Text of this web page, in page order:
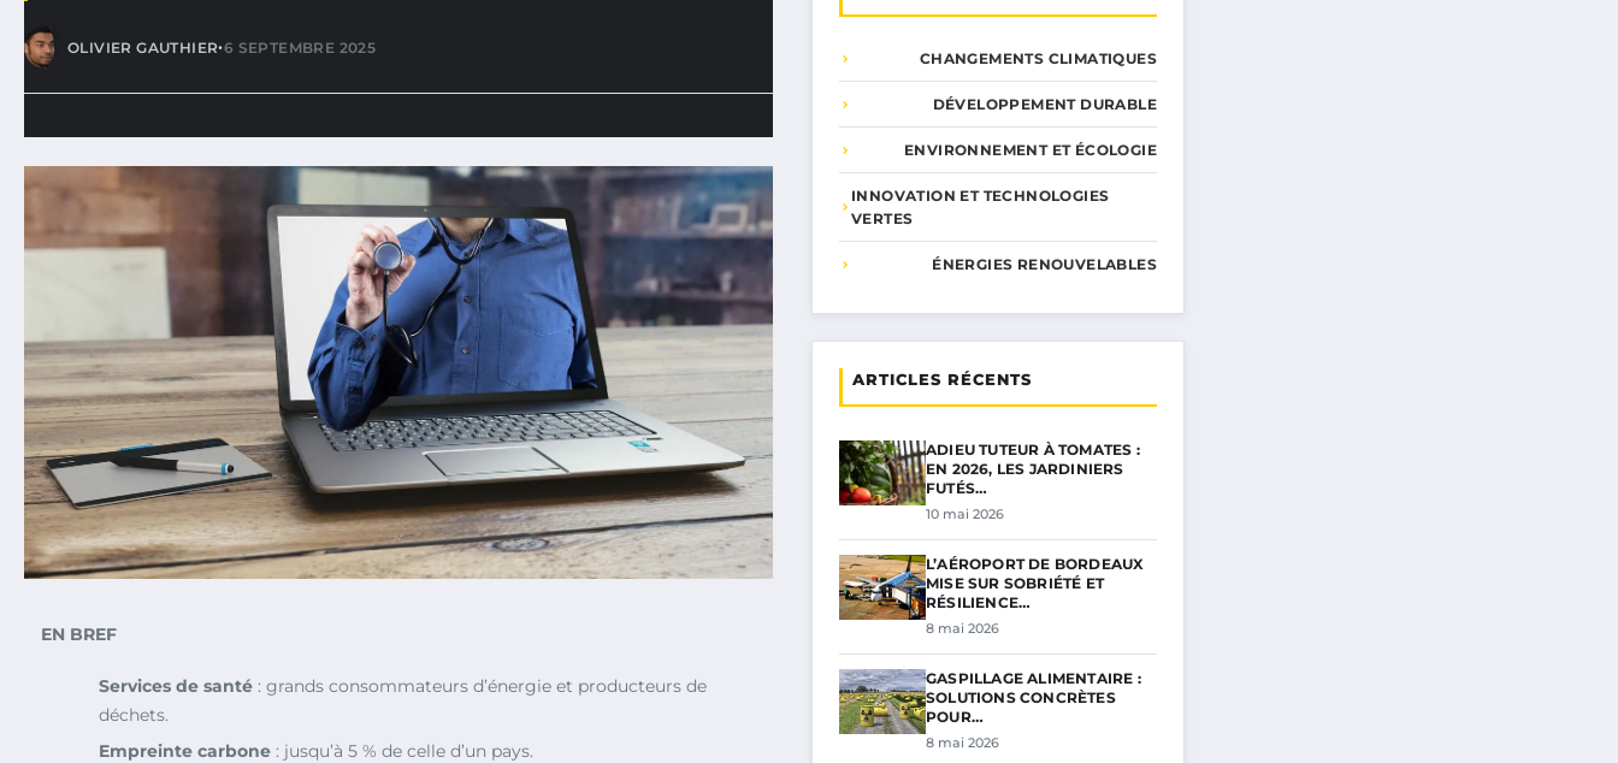
OLIVIER GAUTHIER•6 SEPTEMBRE 2025
EN BREF
Services de santé : grands consommateurs d’énergie et producteurs de
déchets.
Empreinte carbone : jusqu’à 5 % de celle d’un pays.
CHANGEMENTS CLIMATIQUES
DÉVELOPPEMENT DURABLE
ENVIRONNEMENT ET ÉCOLOGIE
INNOVATION ET TECHNOLOGIES
VERTES
ÉNERGIES RENOUVELABLES
ARTICLES RÉCENTS
ADIEU TUTEUR À TOMATES :
EN 2026, LES JARDINIERS
FUTÉS…
10 mai 2026
L’AÉROPORT DE BORDEAUX
MISE SUR SOBRIÉTÉ ET
RÉSILIENCE…
8 mai 2026
GASPILLAGE ALIMENTAIRE :
SOLUTIONS CONCRÈTES
POUR…
8 mai 2026